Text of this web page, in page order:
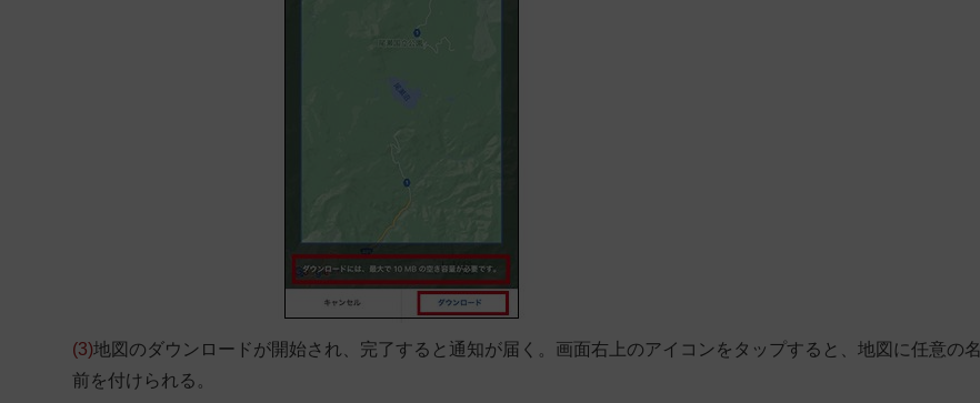
(3)地図のダウンロードが開始され、完了すると通知が届く。画面右上のアイコンをタップすると、地図に任意の名
前を付けられる。